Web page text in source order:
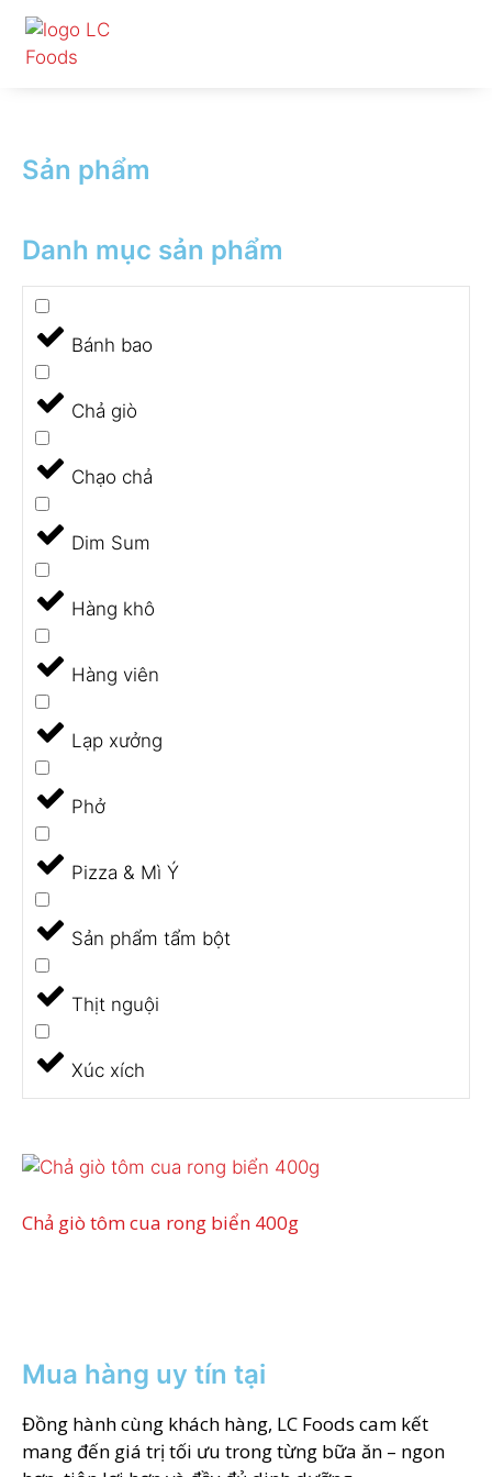
Nhảy
Sản phẩm
Danh mục sản phẩm
Bánh bao
Chả giò
Chạo chả
Dim Sum
Hàng khô
Hàng viên
Lạp xưởng
Phở
Pizza & Mì Ý
Sản phẩm tẩm bột
Thịt nguội
Xúc xích
Chả giò tôm cua rong biển 400g
Mua hàng uy tín tại
Đồng hành cùng khách hàng, LC Foods cam kết
mang đến giá trị tối ưu trong từng bữa ăn – ngon